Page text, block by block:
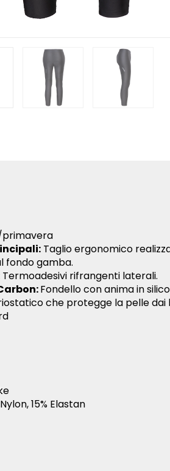
Taglio ergonomico
fondo gamba.
Termoadesivi rifrangenti laterali.
Fondello con anima in
che protegge la pelle dai
15% Elastan